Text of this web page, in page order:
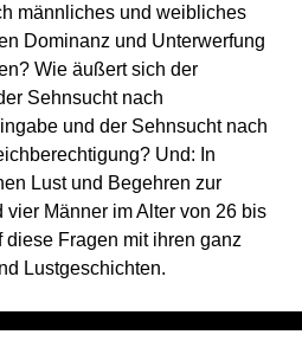
männliches und weibliches
Dominanz und Unterwerfung
Wie äußert sich der
Sehnsucht nach
und der Sehnsucht nach
Und: In
Lust und Begehren zur
Männer im Alter von 26 bis
Fragen mit ihren ganz
Lustgeschichten.